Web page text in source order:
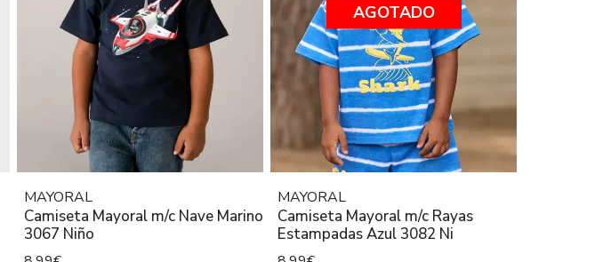
MAYORAL
Camiseta Mayoral m/c Nave Marino
3067 Niño
AGOTADO
MAYORAL
Camiseta Mayoral m/c Rayas
Estampadas Azul 3082 Ni